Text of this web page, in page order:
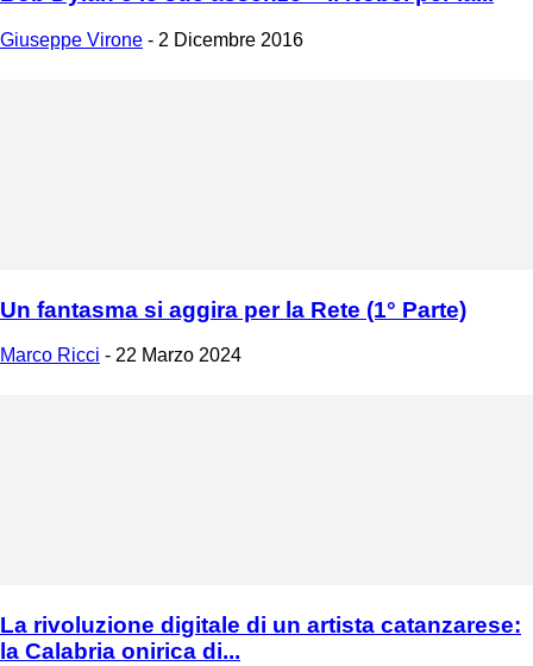
Giuseppe Virone - 2 Dicembre 2016
Un fantasma si aggira per la Rete (1° Parte)
Marco Ricci - 22 Marzo 2024
La rivoluzione digitale di un artista catanzarese:
la Calabria onirica di...